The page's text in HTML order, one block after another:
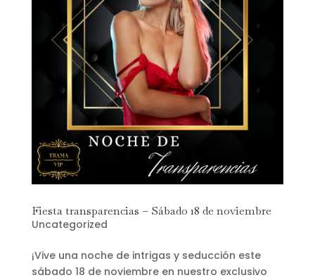
Fiesta transparencias – Sábado 18 de noviembre
Uncategorized
¡Vive una noche de intrigas y seducción este
sábado 18 de noviembre en nuestro exclusivo